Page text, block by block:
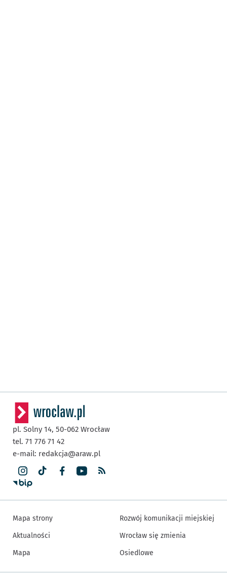
pl. Solny 14, 50-062 Wrocław
tel. 71 776 71 42
e-mail: redakcja@araw.pl
Mapa strony
Aktualności
Mapa
Rozwój komunikacji miejskiej
Wrocław się zmienia
Osiedlowe